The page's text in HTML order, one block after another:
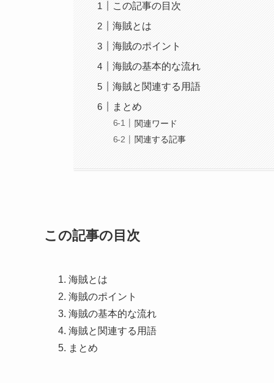
この記事の目次
海賊とは
海賊のポイント
海賊の基本的な流れ
海賊と関連する用語
まとめ
関連ワード
関連する記事
この記事の目次
海賊とは
海賊のポイント
海賊の基本的な流れ
海賊と関連する用語
まとめ